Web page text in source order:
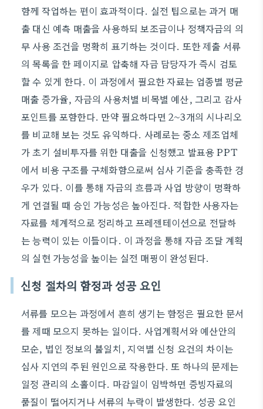
함께 작업하는 편이 효과적이다. 실전 팁으로는 과거 매
출 대신 예측 매출을 사용하되 보조금이나 정책자금의 의
무 사용 조건을 명확히 표기하는 것이다. 또한 제출 서류
의 목록을 한 페이지로 압축해 자금 담당자가 즉시 검토
할 수 있게 한다. 이 과정에서 필요한 자료는 업종별 평균
매출 증가율, 자금의 사용처별 비목별 예산, 그리고 감사
포인트를 포함한다. 만약 필요하다면 2~3개의 시나리오
를 비교해 보는 것도 유익하다. 사례로는 중소 제조업체
가 초기 설비투자를 위한 대출을 신청했고 발표용 PPT
에서 비용 구조를 구체화함으로써 심사 기준을 충족한 경
우가 있다. 이를 통해 자금의 흐름과 사업 방향이 명확하
게 연결될 때 승인 가능성은 높아진다. 적합한 사용자는
자료를 체계적으로 정리하고 프레젠테이션으로 전달하
는 능력이 있는 이들이다. 이 과정을 통해 자금 조달 계획
의 실현 가능성을 높이는 실전 매핑이 완성된다.
신청 절차의 함정과 성공 요인
서류를 모으는 과정에서 흔히 생기는 함정은 필요한 문서
를 제때 모으지 못하는 일이다. 사업계획서와 예산안의
모순, 법인 정보의 불일치, 지역별 신청 요건의 차이는
심사 지연의 주된 원인으로 작용한다. 또 하나의 문제는
일정 관리의 소홀이다. 마감일이 임박하면 증빙자료의
품질이 떨어지거나 서류의 누락이 발생한다. 성공 요인